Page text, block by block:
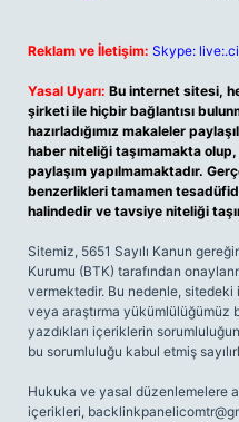
Reklam ve İletişim: Skype:
Yasal Uyarı: Bu internet sitesi,
şirketi ile hiçbir bağlantısı
hazırladığımız makaleler
haber niteliği taşımamakta
paylaşım yapılmamaktadır.
benzerlikleri tamamen
halindedir ve tavsiye niteliği
Sitemiz, 5651 Sayılı Kanun
Kurumu (BTK) tarafından
vermektedir. Bu nedenle,
veya araştırma yükümlülüğümüz
yazdıkları içeriklerin
bu sorumluluğu kabul etmiş
Hukuka ve yasal düzenlemelere
içerikleri,